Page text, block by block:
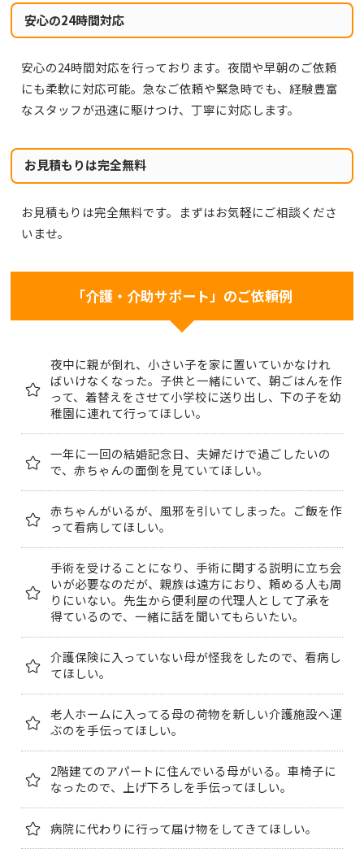
安心の24時間対応
安心の24時間対応を行っております。夜間や早朝のご依頼
にも柔軟に対応可能。急なご依頼や緊急時でも、経験豊富
なスタッフが迅速に駆けつけ、丁寧に対応します。
お見積もりは完全無料
お見積もりは完全無料です。まずはお気軽にご相談くださ
いませ。
「介護・介助サポート」のご依頼例
夜中に親が倒れ、小さい子を家に置いていかなけれ
ばいけなくなった。子供と一緒にいて、朝ごはんを作
って、着替えをさせて小学校に送り出し、下の子を幼
稚園に連れて行ってほしい。
一年に一回の結婚記念日、夫婦だけで過ごしたいの
で、赤ちゃんの面倒を見ていてほしい。
赤ちゃんがいるが、風邪を引いてしまった。ご飯を作
って看病してほしい。
手術を受けることになり、手術に関する説明に立ち会
いが必要なのだが、親族は遠方におり、頼める人も周
りにいない。先生から便利屋の代理人として了承を
得ているので、一緒に話を聞いてもらいたい。
介護保険に入っていない母が怪我をしたので、看病し
てほしい。
老人ホームに入ってる母の荷物を新しい介護施設へ運
ぶのを手伝ってほしい。
2階建てのアパートに住んでいる母がいる。車椅子に
なったので、上げ下ろしを手伝ってほしい。
病院に代わりに行って届け物をしてきてほしい。